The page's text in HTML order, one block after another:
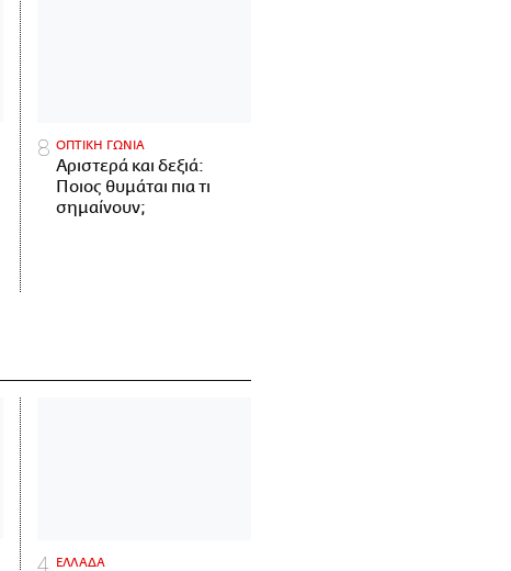
ΟΠΤΙΚΗ ΓΩΝΙΑ
Αριστερά και δεξιά:
Ποιος θυμάται πια τι
σημαίνουν;
ΕΛΛΑΔΑ